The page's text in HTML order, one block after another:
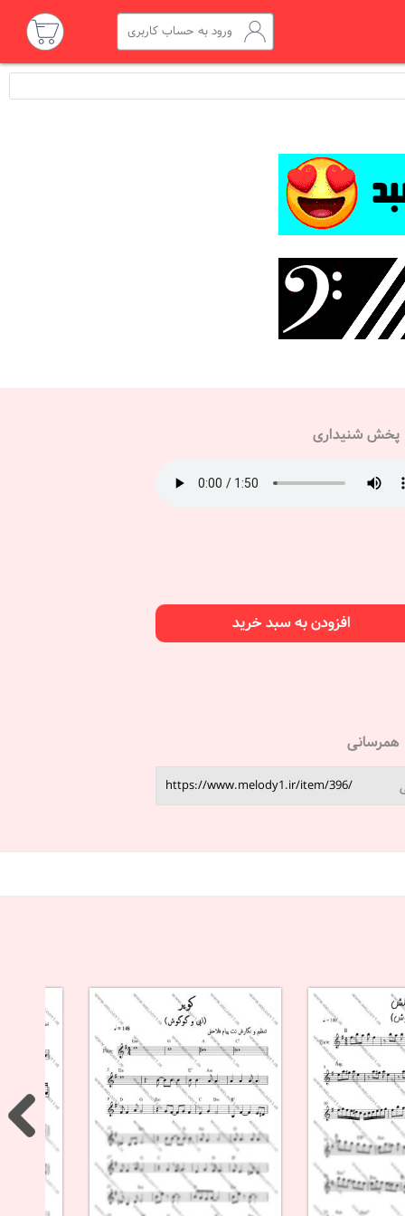
ورود به حساب کاربری
پخش شنیداری
افزودن به سبد خرید
همرسانی